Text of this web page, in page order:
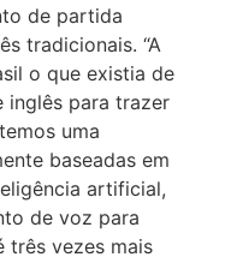
de partida
tradicionais. “A
o que existia de
inglês para trazer
uma
baseadas em
artificial,
de voz para
três vezes mais